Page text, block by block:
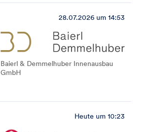
28.07.2026 um 14:53
Baierl & Demmelhuber Innenausbau
GmbH
Heute um 10:23